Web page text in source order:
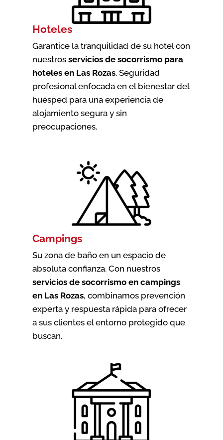
Hoteles
Garantice la tranquilidad de su hotel con
nuestros servicios de socorrismo para
hoteles en Las Rozas. Seguridad
profesional enfocada en el bienestar del
huésped para una experiencia de
alojamiento segura y sin
preocupaciones.
Campings
Su zona de baño en un espacio de
absoluta confianza. Con nuestros
servicios de socorrismo en campings
en Las Rozas, combinamos prevención
experta y respuesta rápida para ofrecer
a sus clientes el entorno protegido que
buscan.